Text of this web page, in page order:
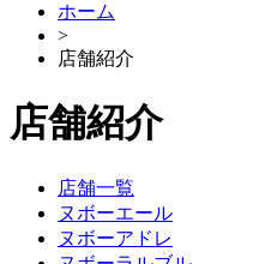
ホーム
>
店舗紹介
店舗紹介
店舗一覧
ヌボーエール
ヌボーアドレ